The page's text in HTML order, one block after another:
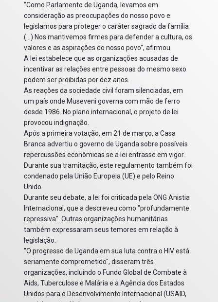
“Como Parlamento de Uganda, levamos em
consideração as preocupações do nosso povo e
legislamos para proteger o caráter sagrado da família
(...) Nos mantivemos firmes para defender a cultura, os
valores e as aspirações do nosso povo", afirmou.
A lei estabelece que as organizações acusadas de
incentivar as relações entre pessoas do mesmo sexo
podem ser proibidas por dez anos.
As reações da sociedade civil foram silenciadas, em
um país onde Museveni governa com mão de ferro
desde 1986. No plano internacional, o projeto de lei
provocou indignação.
Após a primeira votação, em 21 de março, a Casa
Branca advertiu o governo de Uganda sobre possíveis
repercussões econômicas se a lei entrasse em vigor.
Durante sua tramitação, este regulamento também foi
condenado pela União Europeia (UE) e pelo Reino
Unido.
Durante seu debate, a lei foi criticada pela ONG Anistia
Internacional, que a descreveu como "profundamente
repressiva". Outras organizações humanitárias
também expressaram seus temores em relação à
legislação.
"O progresso de Uganda em sua luta contra o HIV está
seriamente comprometido", disseram três
organizações, incluindo o Fundo Global de Combate à
Aids, Tuberculose e Malária e a Agência dos Estados
Unidos para o Desenvolvimento Internacional (USAID,